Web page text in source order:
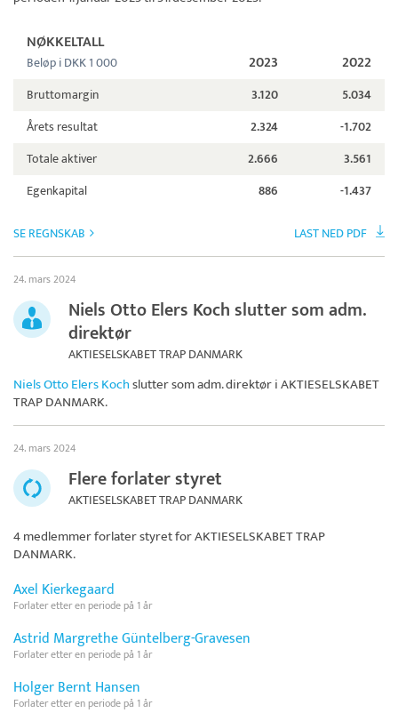
NØKKELTALL
Beløp i DKK 1 000 2023 2022
Bruttomargin 3.120
5.034
Årets resultat
2.324
-1.702
Totale aktiver
2.666
3.561
Egenkapital
886 -1.437
SE REGNSKAB LAST NED PDF
24. mars 2024
Niels Otto Elers Koch slutter som adm.
direktør
AKTIESELSKABET TRAP DANMARK
Niels Otto Elers Kochslutter som adm. direktør iAKTIESELSKABET
TRAP DANMARK.
24. mars 2024
Flere forlater styret
AKTIESELSKABET TRAP DANMARK
4 medlemmer forlater styret forAKTIESELSKABET TRAP
DANMARK.
Axel Kierkegaard
Forlater etter en periode på 1 år
Astrid Margrethe Güntelberg-Gravesen
Forlater etter en periode på 1 år
Holger Bernt Hansen
Forlater etter en periode på 1 år